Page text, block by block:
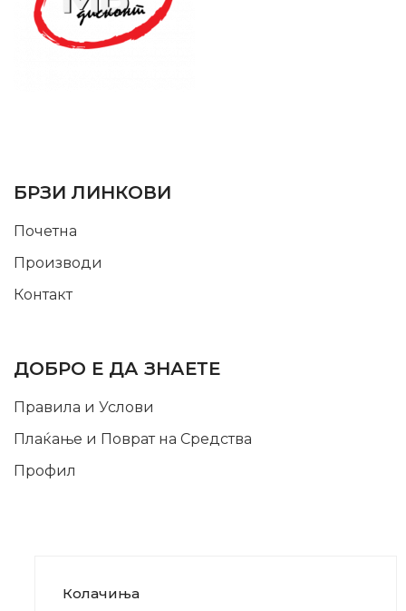
БРЗИ ЛИНКОВИ
Почетна
Производи
Контакт
ДОБРО Е ДА ЗНАЕТЕ
Правила и Услови
Плаќање и Поврат на Средства
Профил
Колачиња